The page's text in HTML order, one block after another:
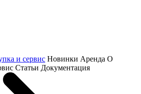
и сервис Новинки Аренда О
Статьи Документация